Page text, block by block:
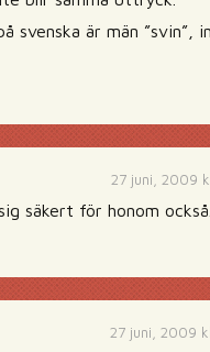
svenska är män ”svin”,
27 juni, 2009
säkert för honom också.
27 juni, 2009